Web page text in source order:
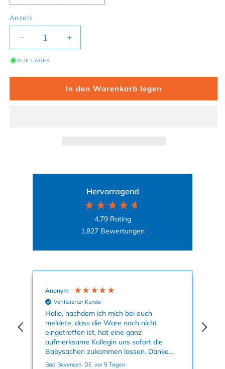
Anzahl
Verringere die Menge für Bio-Baumwoll Baby
Erhöhe die Menge für Bio-Baumwoll
AUF LAGER
In den Warenkorb legen
Hervorragend
4,79 Rating
1.827 Bewertungen
Anonym
Verifizierter Kunde
Hallo, nachdem ich mich bei euch
meldete, dass die Ware noch nicht
eingetroffen ist, hat eine ganz
aufmerksame Kollegin uns sofort die
Babysachen zukommen lassen. Danke
nochmals dafür. Viele Grüße, Bettina
Bad Bevensen, DE, vor 5 Tagen